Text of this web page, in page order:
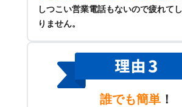
しつこい営業電話もないので疲れて
りません。
誰でも簡単 ！